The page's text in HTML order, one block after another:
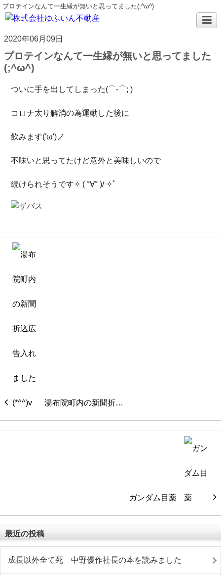
プロテインなんて一生縁が無いと思ってました(;^ω^)
2020年06月09日
プロテインなんて一生縁が無いと思ってました
(;^ω^)
ついに手を出してしまった(⌒-⌒; )
コロナ太り解消の為運動した後に
飲みます('ω')ノ
不味いと思ってたけど意外と美味しいので
続けられそうです✧ ( °∀° )/ ✧ﾟ
湯布院町内の新聞折…
ガンダム目薬
最近の投稿
成長以外全て死 中野優作社長の本を読みました